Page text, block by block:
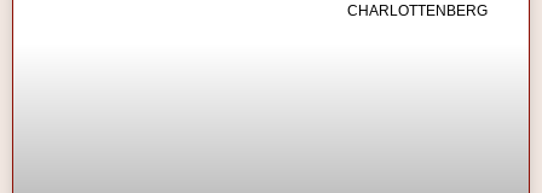
CHARLOTTENBERG